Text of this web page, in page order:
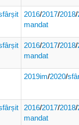
2016/2017/2018/
mandat
2016/2017/2018/
mandat
2019im/2020/
2016/2017/2018/
mandat